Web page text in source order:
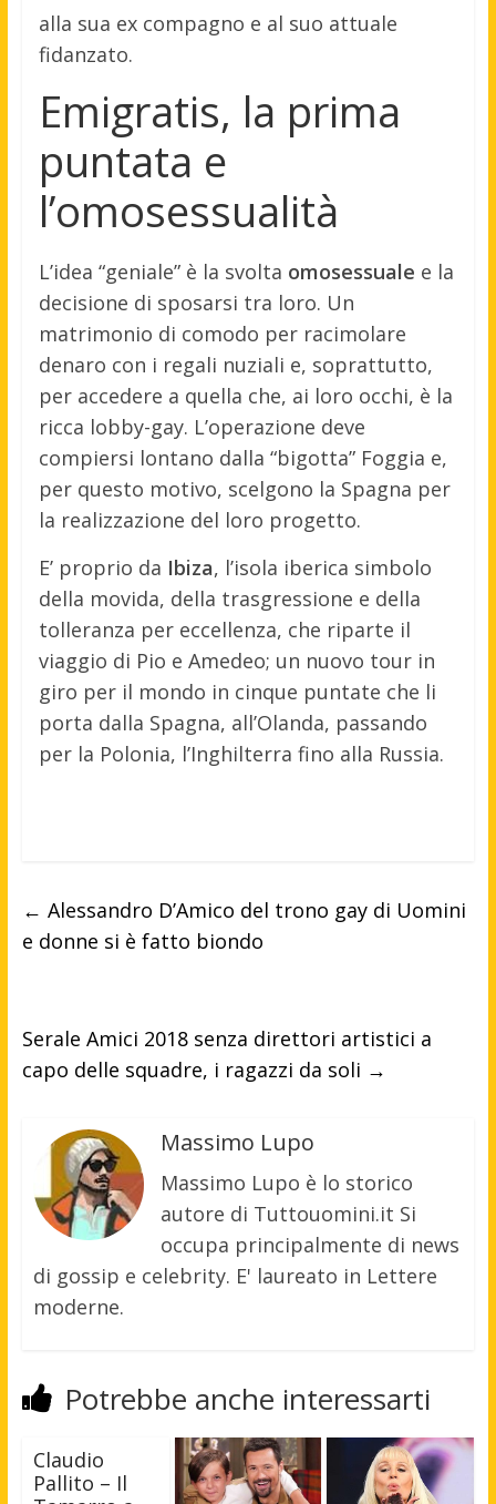
alla sua ex compagno e al suo attuale
fidanzato.
Emigratis, la prima
puntata e
l’omosessualità
L’idea “geniale” è la svolta omosessuale e la
decisione di sposarsi tra loro. Un
matrimonio di comodo per racimolare
denaro con i regali nuziali e, soprattutto,
per accedere a quella che, ai loro occhi, è la
ricca lobby-gay. L’operazione deve
compiersi lontano dalla “bigotta” Foggia e,
per questo motivo, scelgono la Spagna per
la realizzazione del loro progetto.
E’ proprio da Ibiza, l’isola iberica simbolo
della movida, della trasgressione e della
tolleranza per eccellenza, che riparte il
viaggio di Pio e Amedeo; un nuovo tour in
giro per il mondo in cinque puntate che li
porta dalla Spagna, all’Olanda, passando
per la Polonia, l’Inghilterra fino alla Russia.
← Alessandro D’Amico del trono gay di Uomini
e donne si è fatto biondo
Serale Amici 2018 senza direttori artistici a
capo delle squadre, i ragazzi da soli →
Massimo Lupo
Massimo Lupo è lo storico
autore di Tuttouomini.it Si
occupa principalmente di news
di gossip e celebrity. E' laureato in Lettere
moderne.
Potrebbe anche interessarti
Claudio
Pallito – Il